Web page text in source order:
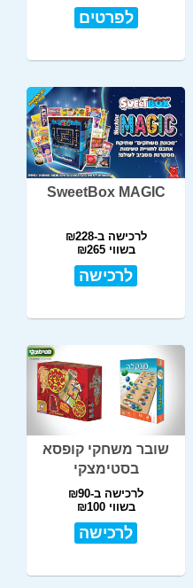
לפרטים
SweetBox MAGIC
לרכישה ב-₪228
בשווי ₪265
לרכישה
שובר משחקי קופסא
בסטימצקי
לרכישה ב-₪90
בשווי ₪100
לרכישה